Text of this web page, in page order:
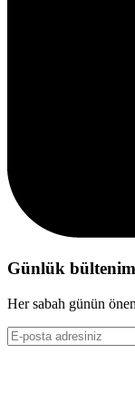
Günlük
Her sabah günün